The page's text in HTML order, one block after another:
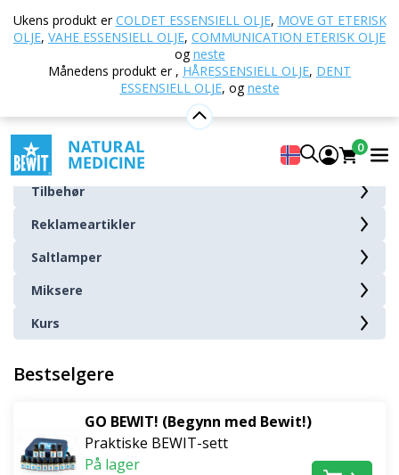
Ukens produkt erCOLDET ESSENSIELL OLJE, MOVE GT ETERISK
OLJE, VAHE ESSENSIELL OLJE, COMMUNICATION ETERISK OLJE
ogneste
Månedens produkt er , HÅRESSENSIELL OLJE, DENT
ESSENSIELL OLJE, ogneste
0
Hjem E-butikk
Andre produkter
Bøker og magasiner
Praktiske BEWIT-sett
Shungitt og Obelisker
Tilbehør
Reklameartikler
Saltlamper
Miksere
Kurs
Bestselgere
GO BEWIT! (Begynn med Bewit!)
Praktiske BEWIT-sett
På lager